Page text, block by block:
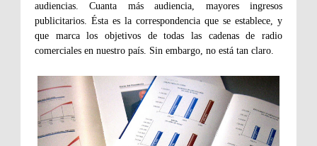
audiencias. Cuanta más audiencia, mayores ingresos
publicitarios. Ésta es la correspondencia que se establece, y
que marca los objetivos de todas las cadenas de radio
comerciales en nuestro país. Sin embargo, no está tan claro.